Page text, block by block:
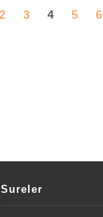
2 3 4 5 6
Sureler